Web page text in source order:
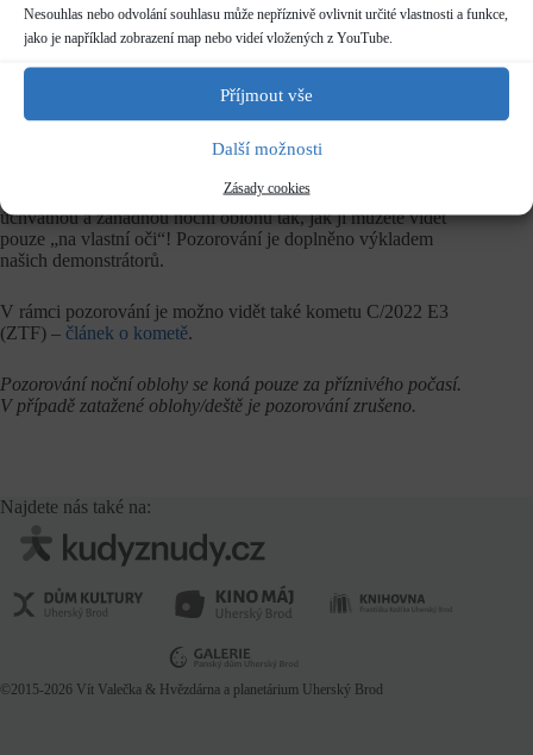
Nesouhlas nebo odvolání souhlasu může nepříznivě ovlivnit určité vlastnosti a funkce,
jako je například zobrazení map nebo videí vložených z YouTube.
Příjmout vše
Další možnosti
Zásady cookies
Rezervace
nelze rezervovat
Vstupné
Copak je to támhle za hvězdu? Pojďte se s námi podívat na
úchvatnou a záhadnou noční oblohu tak, jak ji můžete vidět
pouze „na vlastní oči“! Pozorování je doplněno výkladem
našich demonstrátorů.
V rámci pozorování je možno vidět také kometu C/2022 E3
(ZTF) – článek o kometě.
Pozorování noční oblohy se koná pouze za příznivého počasí.
V případě zatažené oblohy/deště je pozorování zrušeno.
Najdete nás také na:
©2015-2026 Vít Valečka & Hvězdárna a planetárium Uherský Brod